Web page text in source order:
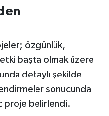
özgünlük,
başta olmak üzere
detaylı şekilde
sonucunda
proje belirlendi.